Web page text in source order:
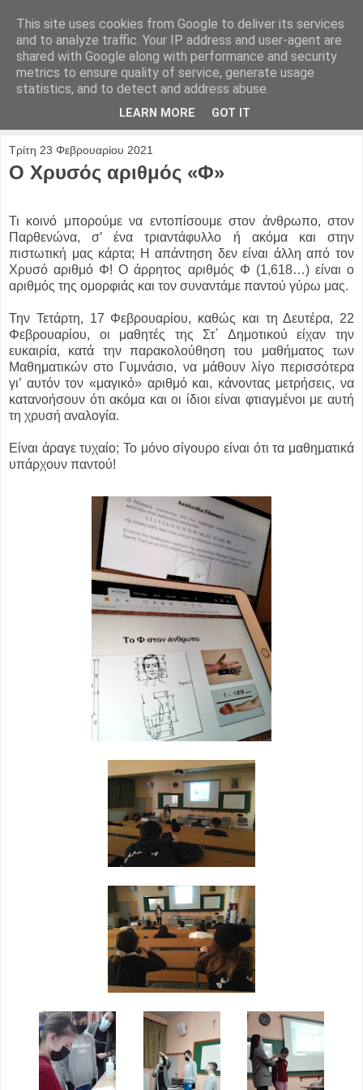
Τρίτη 23 Φεβρουαρίου 2021
Ο Χρυσός αριθμός «Φ»
Τι κοινό μπορούμε να εντοπίσουμε στον άνθρωπο, στον
Παρθενώνα, σ’ ένα τριαντάφυλλο ή ακόμα και στην
πιστωτική μας κάρτα; Η απάντηση δεν είναι άλλη από τον
Χρυσό αριθμό Φ! Ο άρρητος αριθμός Φ (1,618…) είναι ο
αριθμός της ομορφιάς και τον συναντάμε παντού γύρω μας.
Την Τετάρτη, 17 Φεβρουαρίου, καθώς και τη Δευτέρα, 22
Φεβρουαρίου, οι μαθητές της Στ΄ Δημοτικού είχαν την
ευκαιρία, κατά την παρακολούθηση του μαθήματος των
Μαθηματικών στο Γυμνάσιο, να μάθουν λίγο περισσότερα
γι’ αυτόν τον «μαγικό» αριθμό και, κάνοντας μετρήσεις, να
κατανοήσουν ότι ακόμα και οι ίδιοι είναι φτιαγμένοι με αυτή
τη χρυσή αναλογία.
Είναι άραγε τυχαίο; Το μόνο σίγουρο είναι ότι τα μαθηματικά
υπάρχουν παντού!
This site uses cookies from Google to deliver its services
and to analyze traffic. Your IP address and user-agent are
shared with Google along with performance and security
metrics to ensure quality of service, generate usage
statistics, and to detect and address abuse.
LEARN MORE GOT IT